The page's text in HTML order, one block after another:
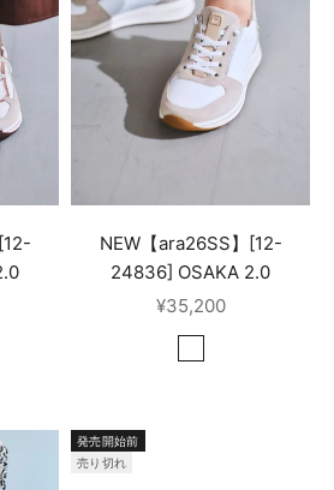
NEW【ara26SS】[12-
24836] OSAKA 2.0
セール価格
¥35,200
SHELL,WEISS
発売開始前
売り切れ